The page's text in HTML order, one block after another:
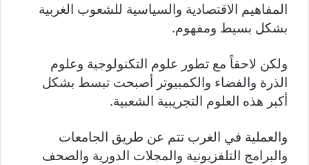
المفاهيم الاقتصادية والسياسية للشعوب الغربية
بشكل بسيط ومفهوم.
ولكن لاحقاً مع تطور علوم التكنولوجية وعلوم
الذرة والفضاء والكمبيوتر أصبحت تبسط بشكل
أكبر هذه العلوم التجريبية الشعبية.
والعملية في الغرب تتم عن طريق الجامعات
والبرامج التلفزيونية والمجلات الدورية والصحف